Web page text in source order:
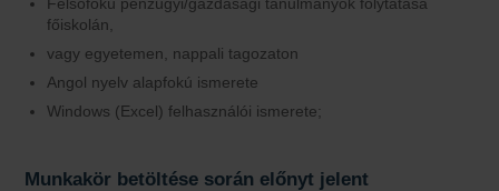
főiskolán,
vagy egyetemen, nappali tagozaton
Angol nyelv alapfokú ismerete
Windows (Excel) felhasználói ismerete;
Munkakör betöltése során előnyt jelent